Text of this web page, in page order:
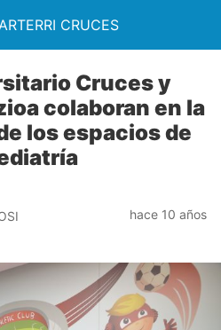
CRUCES
Cruces y
colaboran en la
los espacios de
hace 10 años